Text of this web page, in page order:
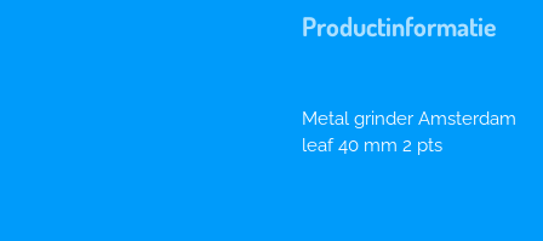
Productinformatie
Metal grinder Amsterdam
leaf 40 mm 2 pts